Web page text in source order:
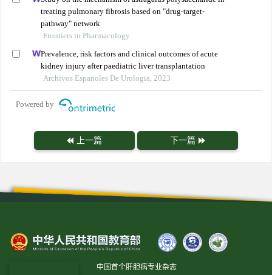
treating pulmonary fibrosis based on "drug-target-
pathway" network
Frontiers in Pharmacology
Prevalence, risk factors and clinical outcomes of acute
kidney injury after paediatric liver transplantation
Archivos Espanoles De Urologia, 2023
Powered by
上一篇 下一篇
中国首个肝胆病专业杂志